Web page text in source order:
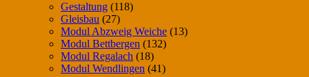
Gestaltung (118)
Gleisbau (27)
Modul Abzweig Weiche (13)
Modul Bettbergen (132)
Modul Regalach (18)
Modul Wendlingen (41)